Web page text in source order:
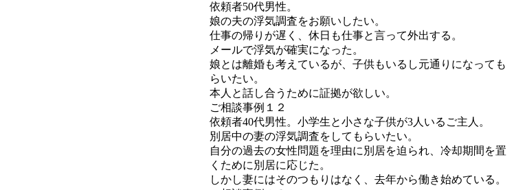
依頼者50代男性。
娘の夫の浮気調査をお願いしたい。
仕事の帰りが遅く、休日も仕事と言って外出する。
メールで浮気が確実になった。
娘とは離婚も考えているが、子供もいるし元通りになっても
らいたい。
本人と話し合うために証拠が欲しい。
ご相談事例１２
依頼者40代男性。小学生と小さな子供が3人いるご主人。
別居中の妻の浮気調査をしてもらいたい。
自分の過去の女性問題を理由に別居を迫られ、冷却期間を置
くために別居に応じた。
しかし妻にはそのつもりはなく、去年から働き始めている。